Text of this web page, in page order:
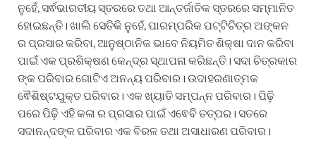
ନୁହେଁ, ସର୍ଵଭାରତୀୟ ସ୍ତରରେ ତଥା ଆନ୍ତର୍ଜାତିକ ସ୍ତରରେ ସମ୍ମାନିତ
ହୋଇଛନ୍ତି। ଖାଲି ସେତିକି ନୁହେଁ, ପାରମ୍ପରିକ ପଟ୍ଟିଚିତ୍ର ଅଙ୍କନ
ର ପ୍ରସାର କରିବା, ଆନୁଷ୍ଠାନିକ ଭାବେ ନିୟମିତ ଶିକ୍ଷା ଦାନ କରିବା
ପାଇଁ ଏକ ପ୍ରଶିକ୍ଷଣ କେନ୍ଦ୍ର ସ୍ଥାପନା କରିଛନ୍ତି। ସଦା ଚିତ୍ରକାର
ଙ୍କ ପରିବାର ଗୋଟିଏ ଅନନ୍ୟ ପରିବାର। ଉଦାହରଣାତ୍ମକ
ଵୈଶିଷ୍ଟଯୁକ୍ତ ପରିବାର। ଏକ ଖ୍ୟାତି ସମ୍ପନ୍ନ ପରିବାର। ପିଢ଼ି
ପରେ ପିଢ଼ି ଏହି କଳା ର ପ୍ରସାର ପାଇଁ ଏଵେବି ତତ୍ପର। ସତରେ
ସଦାନନ୍ଦଙ୍କ ପରିବାର ଏକ ବିରଳ ତଥା ଅସାଧାରଣ ପରିବାର।